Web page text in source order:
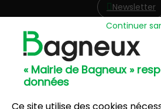
« Mairie de Bagneux »
données
Continuer
Newsletter
Hôtel de Ville
57, avenue Henri Ravera -
01 42 31 60
8, résidence du Port Galand